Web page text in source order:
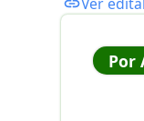
Por